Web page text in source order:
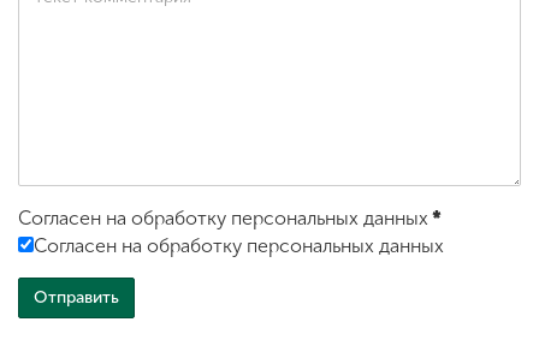
Согласен на обработку персональных данных *
Согласен на обработку персональных данных